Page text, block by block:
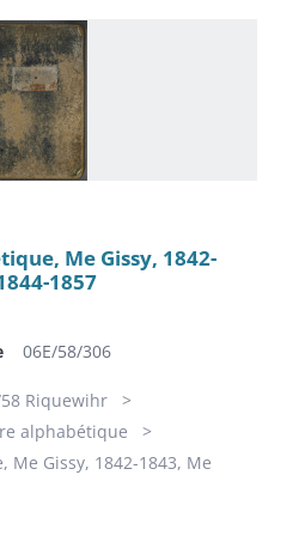
Me Gissy, 1842-
1857
06E/58/306
Riquewihr
alphabétique
Gissy, 1842-1843, Me